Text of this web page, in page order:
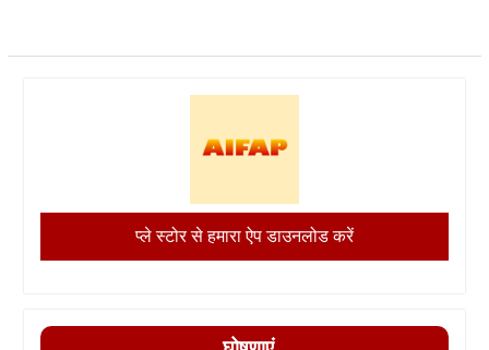
प्ले स्टोर से हमारा ऐप डाउनलोड करें